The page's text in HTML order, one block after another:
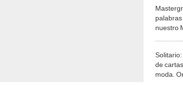
nuestro
de
moda.